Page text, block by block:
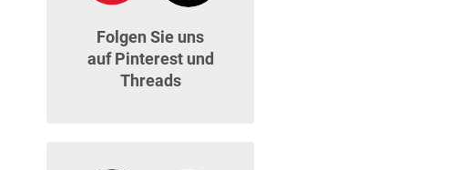
Folgen Sie uns
auf Pinterest und
Threads